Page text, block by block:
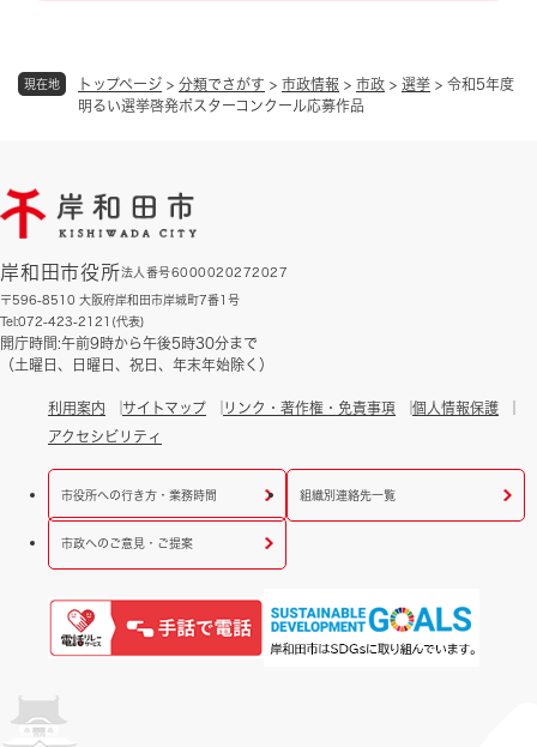
現在地 トップページ > 分類でさがす > 市政情報 > 市政 > 選挙 > 令和5年度
明るい選挙啓発ポスターコンクール応募作品
岸和田市役所法人番号6000020272027
〒596-8510 大阪府岸和田市岸城町7番1号
Tel:072-423-2121(代表)
開庁時間:午前9時から午後5時30分まで
（土曜日、日曜日、祝日、年末年始除く）
利用案内 サイトマップ リンク・著作権・免責事項
個人情報保護
アクセシビリティ
市役所への行き方・業務時間 組織別連絡先一覧
市政へのご意見・ご提案